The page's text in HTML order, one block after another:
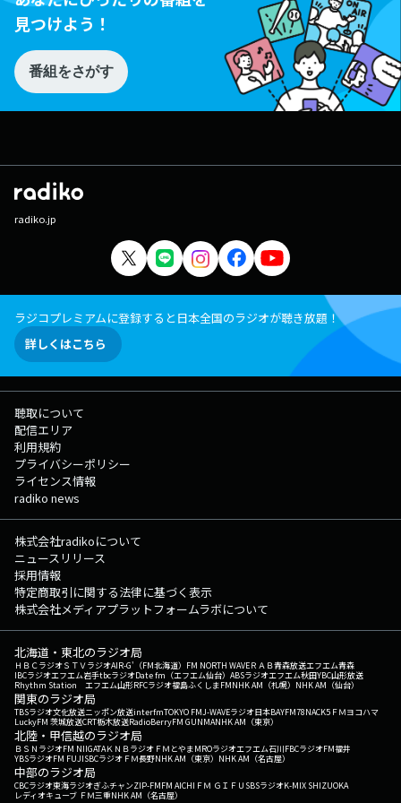
見つけよう！
番組をさがす
radiko.jp
ラジコプレミアムに登録すると日本全国のラジオが聴き放題！
詳しくはこちら
聴取について
配信エリア
利用規約
プライバシーポリシー
ライセンス情報
radiko news
株式会社radikoについて
ニュースリリース
採用情報
特定商取引に関する法律に基づく表示
株式会社メディアプラットフォームラボについて
北海道・東北のラジオ局
ＨＢＣラジオＳＴＶラジオAIR-G'（FM北海道） FM NORTH WAVEＲＡＢ青森放送エフエム青森
IBCラジオエフエム岩手tbcラジオDate fm（エフエム仙台） ABSラジオエフエム秋田YBC山形放送
Rhythm Station エフエム山形RFCラジオ福島ふくしまFMNHK AM（札幌） NHK AM（仙台）
関東のラジオ局
TBSラジオ文化放送ニッポン放送interfmTOKYO FMJ-WAVEラジオ日本BAYFM78NACK5 ＦＭヨコハマ
LuckyFM 茨城放送CRT栃木放送RadioBerryFM GUNMANHK AM（東京）
北陸・甲信越のラジオ局
ＢＳＮラジオFM NIIGATAＫＮＢラジオ ＦＭとやまMROラジオエフエム石川FBCラジオFM福井
YBSラジオFM FUJISBCラジオ ＦＭ長野NHK AM（東京） NHK AM（名古屋）
中部のラジオ局
CBCラジオ東海ラジオぎふチャンZIP-FMFM AICHI ＦＭ ＧＩＦＵ SBSラジオK-MIX SHIZUOKA
レディオキューブ ＦＭ三重NHK AM（名古屋）